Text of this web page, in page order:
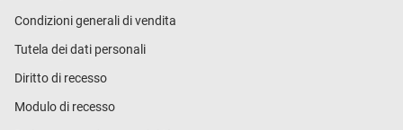
Condizioni generali di vendita
Tutela dei dati personali
Diritto di recesso
Modulo di recesso